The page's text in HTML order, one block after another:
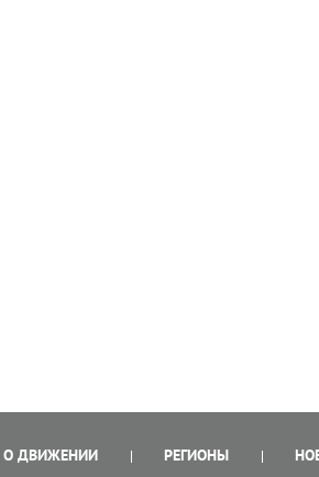
О ДВИЖЕНИИ РЕГИОНЫ